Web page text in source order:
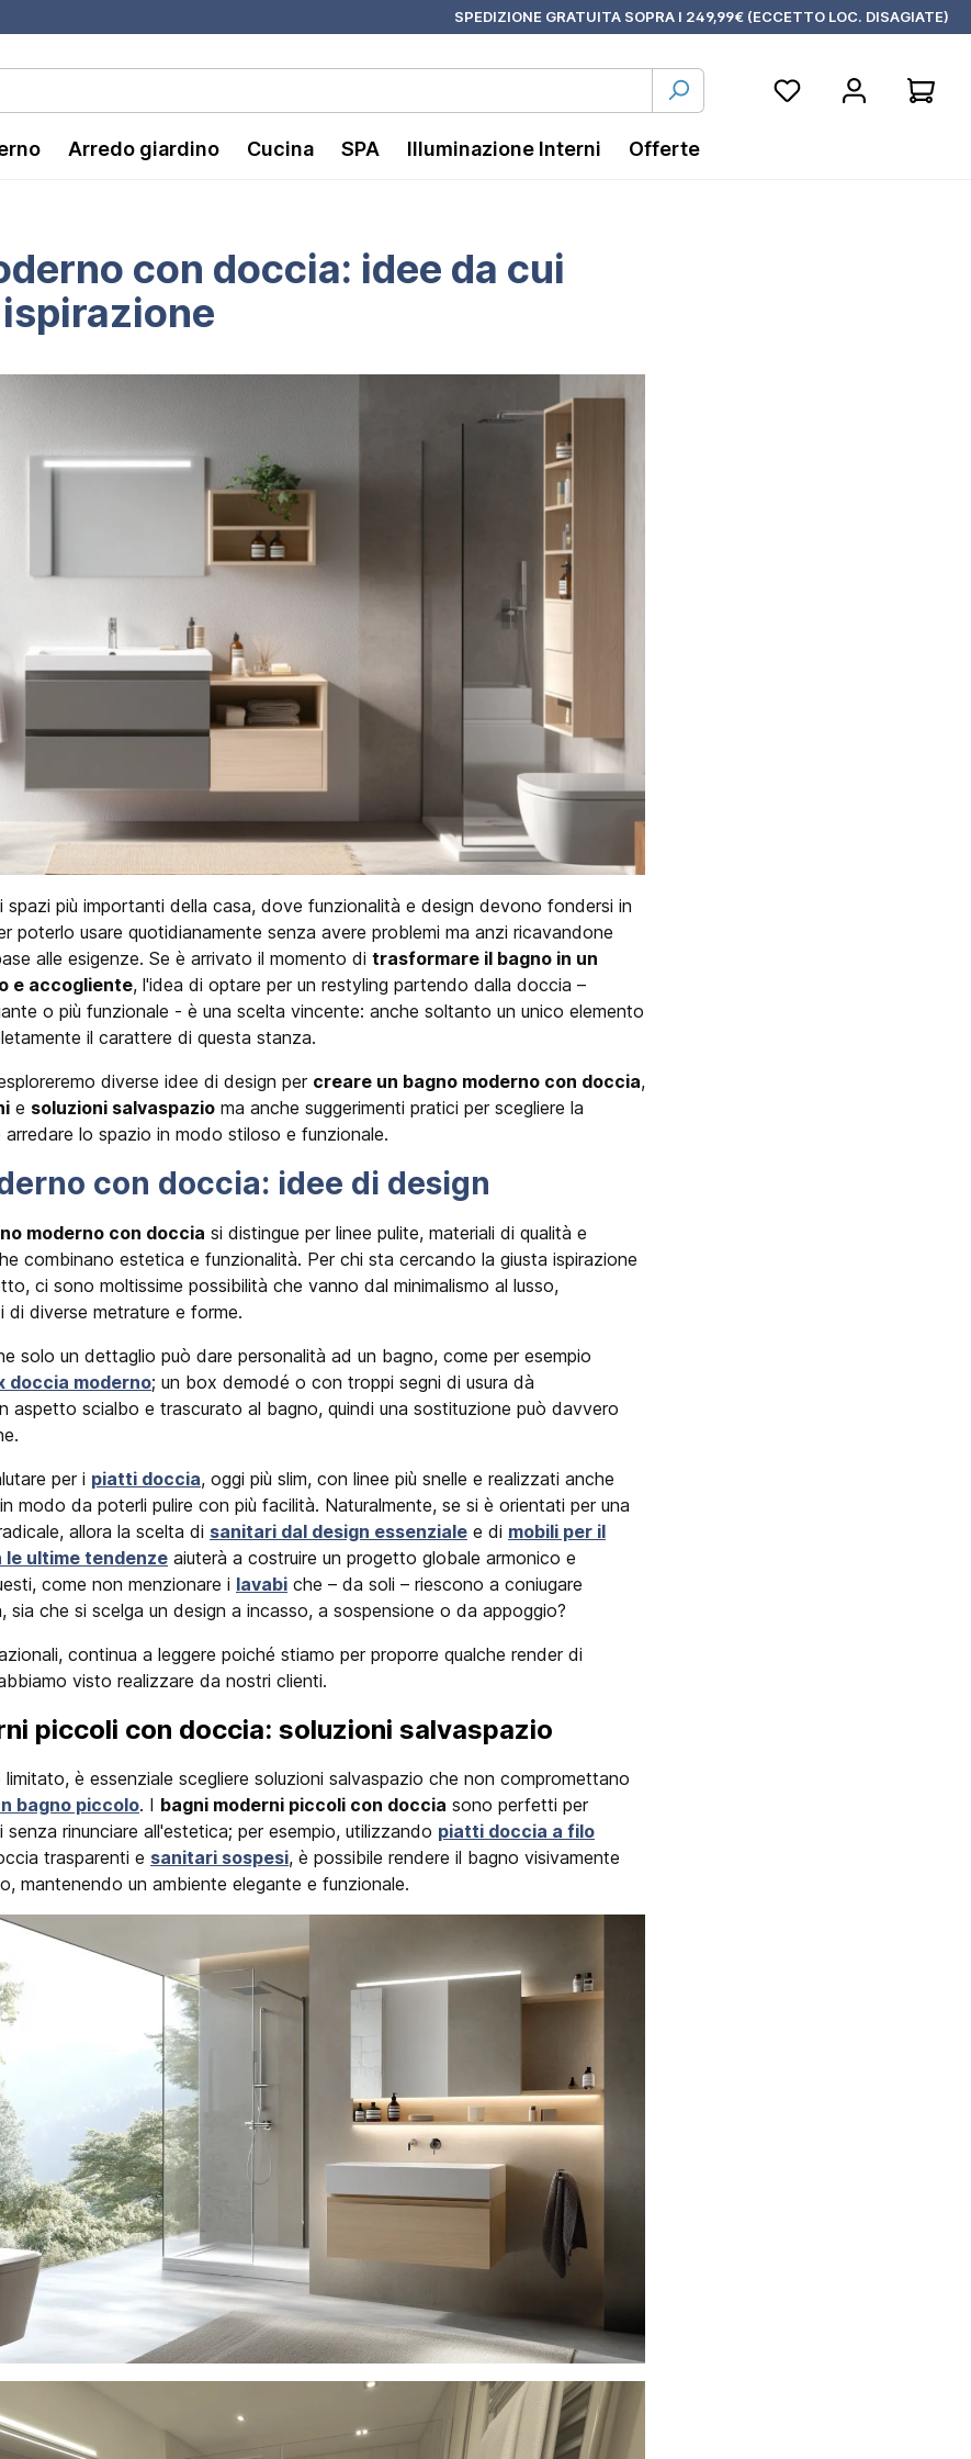
SPEDIZIONE GRATUITA SOPRA I 249,99€ (ECCETTO LOC. DISAGIATE)
Arredo giardino Cucina SPA Illuminazione Interni Offerte
con doccia: idee da cui
spazi più importanti della casa, dove funzionalità e design devono fondersi in
poterlo usare quotidianamente senza avere problemi ma anzi ricavandone
alle esigenze. Se è arrivato il momento di trasformare il bagno in un
e accogliente, l'idea di optare per un restyling partendo dalla doccia –
o più funzionale - è una scelta vincente: anche soltanto un unico elemento
il carattere di questa stanza.
diverse idee di design per creare un bagno moderno con doccia,
e soluzioni salvaspazio ma anche suggerimenti pratici per scegliere la
arredare lo spazio in modo stiloso e funzionale.
con doccia: idee di design
moderno con doccia si distingue per linee pulite, materiali di qualità e
combinano estetica e funzionalità. Per chi sta cercando la giusta ispirazione
ci sono moltissime possibilità che vanno dal minimalismo al lusso,
diverse metrature e forme.
solo un dettaglio può dare personalità ad un bagno, come per esempio
doccia moderno; un box demodé o con troppi segni di usura dà
aspetto scialbo e trascurato al bagno, quindi una sostituzione può davvero
per i piatti doccia, oggi più slim, con linee più snelle e realizzati anche
modo da poterli pulire con più facilità. Naturalmente, se si è orientati per una
allora la scelta di sanitari dal design essenziale e di mobili per il
le ultime tendenze aiuterà a costruire un progetto globale armonico e
come non menzionare i lavabi che – da soli – riescono a coniugare
sia che si scelga un design a incasso, a sospensione o da appoggio?
continua a leggere poiché stiamo per proporre qualche render di
visto realizzare da nostri clienti.
piccoli con doccia: soluzioni salvaspazio
è essenziale scegliere soluzioni salvaspazio che non compromettano
bagno piccolo. I bagni moderni piccoli con doccia sono perfetti per
rinunciare all'estetica; per esempio, utilizzando piatti doccia a filo
trasparenti e sanitari sospesi, è possibile rendere il bagno visivamente
mantenendo un ambiente elegante e funzionale.